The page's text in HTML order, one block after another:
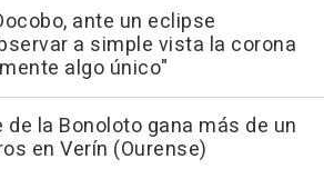
ante un eclipse
a simple vista la corona
algo único"
de la Bonoloto gana más de un
en Verín (Ourense)